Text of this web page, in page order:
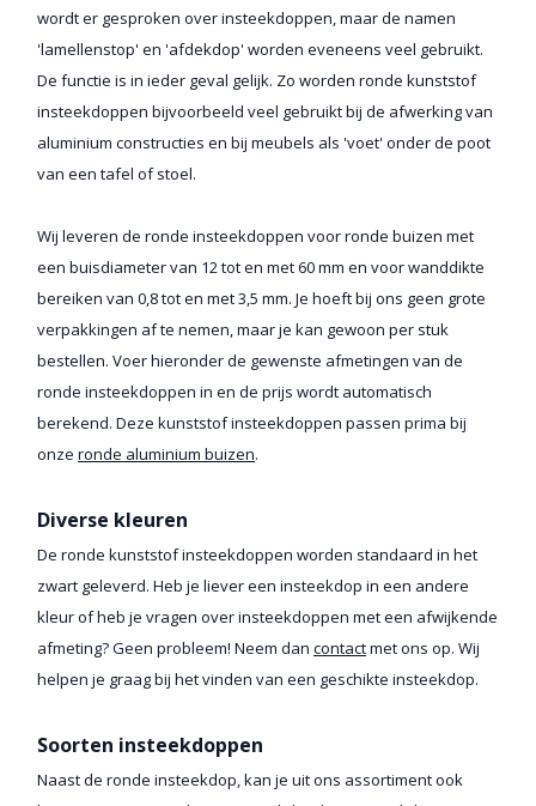
wordt er gesproken over insteekdoppen, maar de namen
'lamellenstop' en 'afdekdop' worden eveneens veel gebruikt.
De functie is in ieder geval gelijk. Zo worden ronde kunststof
insteekdoppen bijvoorbeeld veel gebruikt bij de afwerking van
aluminium constructies en bij meubels als 'voet' onder de poot
van een tafel of stoel.
Wij leveren de ronde insteekdoppen voor ronde buizen met
een buisdiameter van 12 tot en met 60 mm en voor wanddikte
bereiken van 0,8 tot en met 3,5 mm. Je hoeft bij ons geen grote
verpakkingen af te nemen, maar je kan gewoon per stuk
bestellen. Voer hieronder de gewenste afmetingen van de
ronde insteekdoppen in en de prijs wordt automatisch
berekend. Deze kunststof insteekdoppen passen prima bij
onze ronde aluminium buizen.
Diverse kleuren
De ronde kunststof insteekdoppen worden standaard in het
zwart geleverd. Heb je liever een insteekdop in een andere
kleur of heb je vragen over insteekdoppen met een afwijkende
afmeting? Geen probleem! Neem dan contactmet ons op. Wij
helpen je graag bij het vinden van een geschikte insteekdop.
Soorten insteekdoppen
Naast de ronde insteekdop, kan je uit ons assortiment ook